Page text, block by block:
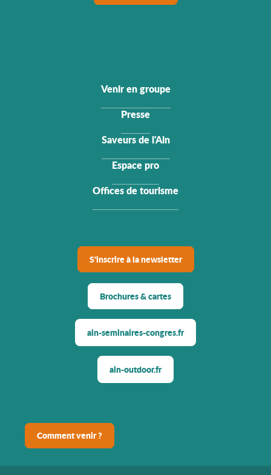
Venir en groupe
Presse
Saveurs de l'Ain
Espace pro
Offices de tourisme
S'inscrire à la newsletter
Brochures & cartes
ain-seminaires-congres.fr
ain-outdoor.fr
Comment venir ?